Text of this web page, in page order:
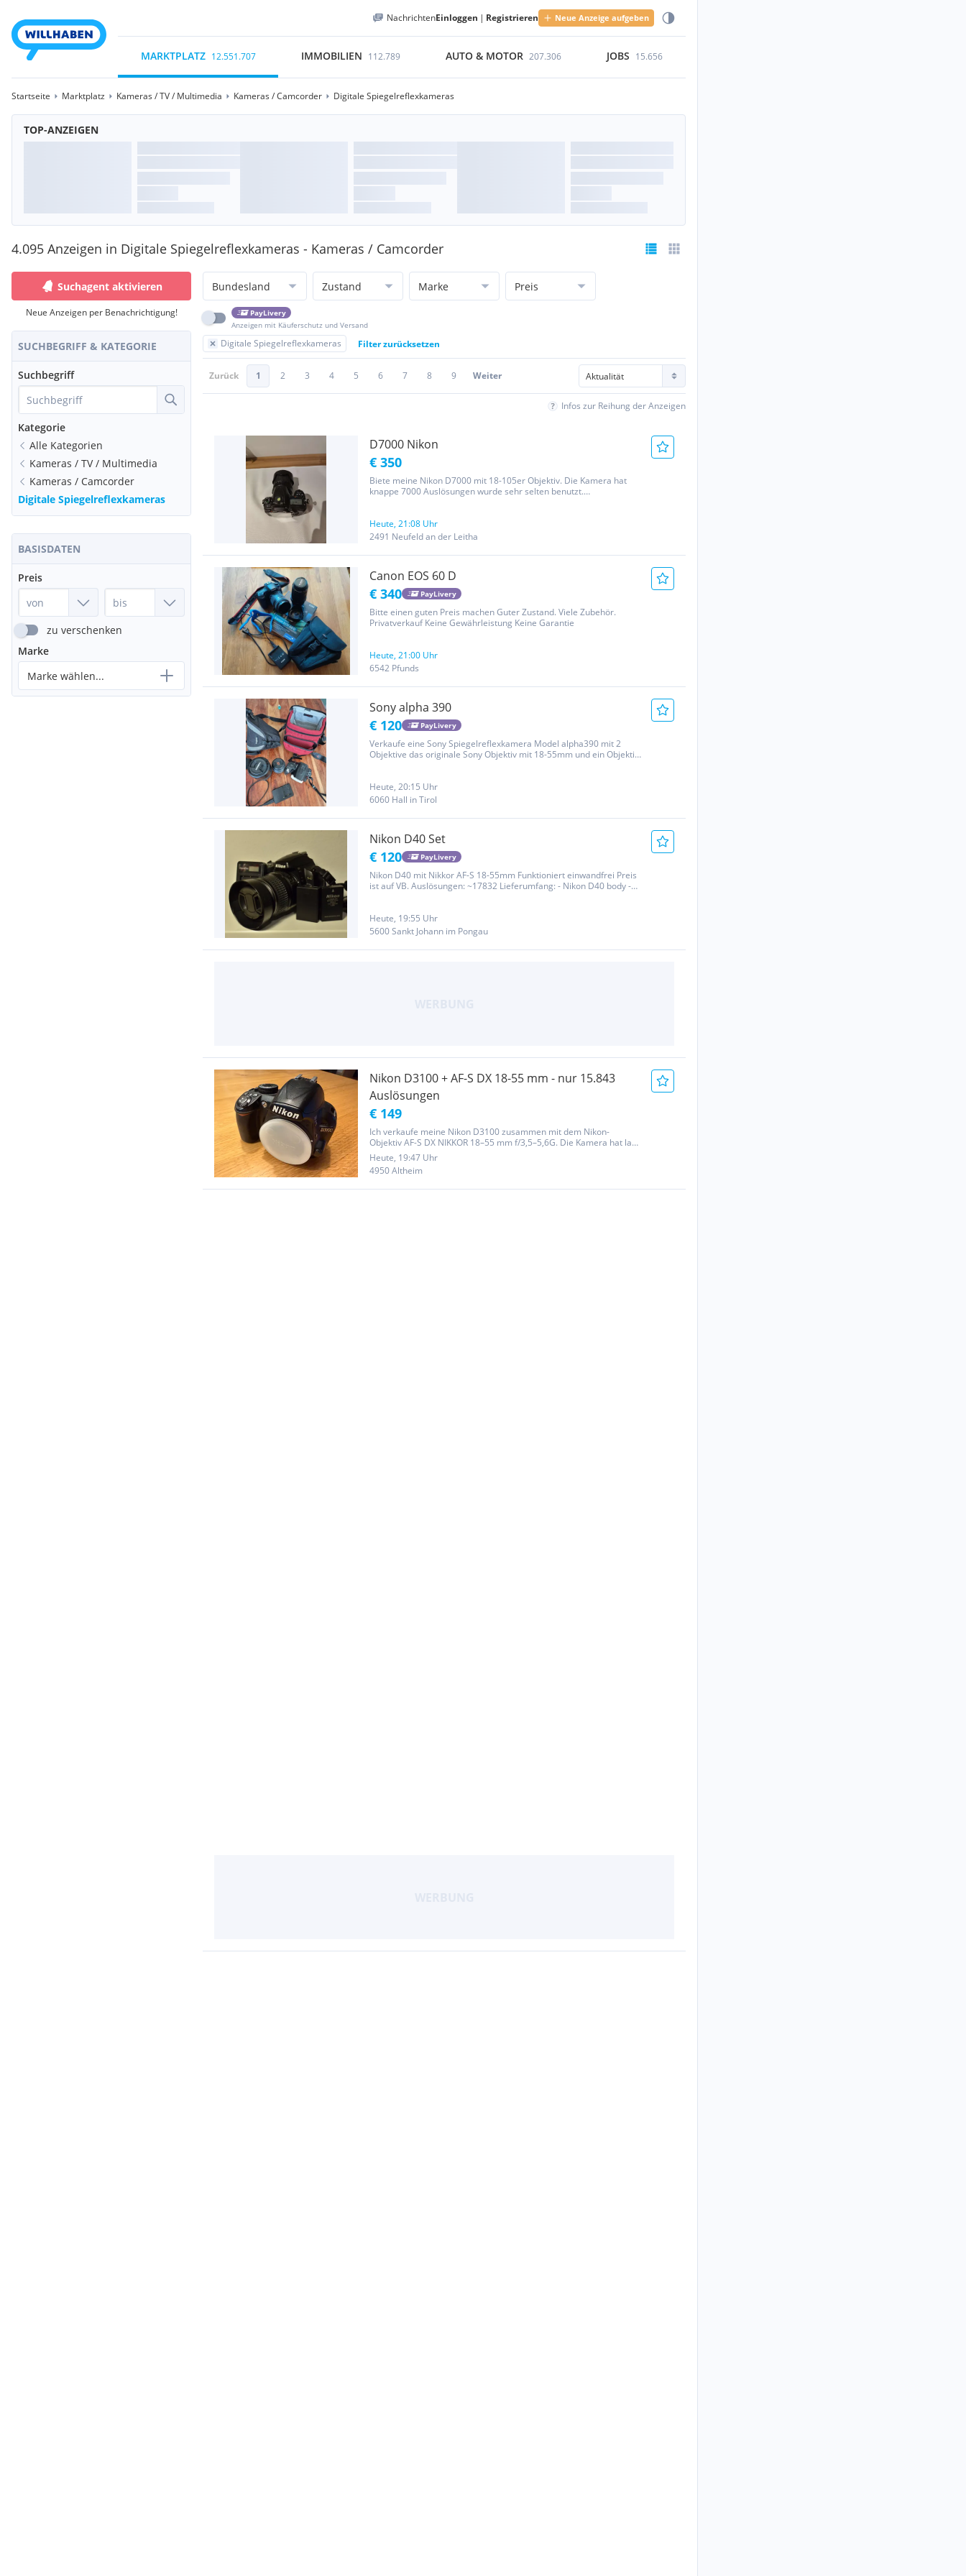
NachrichtenEinloggen | Registrieren Neue Anzeige aufgeben
MARKTPLATZ 12.551.707 IMMOBILIEN 112.789 AUTO & MOTOR 207.306 JOBS 15.656
Startseite Marktplatz Kameras / TV / Multimedia Kameras / Camcorder Digitale Spiegelreflexkameras
TOP-ANZEIGEN
4.095 Anzeigen in Digitale Spiegelreflexkameras - Kameras / Camcorder
Suchagent aktivieren
Neue Anzeigen per Benachrichtigung!
SUCHBEGRIFF & KATEGORIE
Suchbegriff
Kategorie
Alle Kategorien
Kameras / TV / Multimedia
Kameras / Camcorder
Digitale Spiegelreflexkameras
BASISDATEN
Preis
zu verschenken
Marke
Marke wählen...
Bundesland Zustand Marke Preis
PayLivery
Anzeigen mit Käuferschutz und Versand
Digitale Spiegelreflexkameras Filter zurücksetzen
Zurück 1 2 3 4 5 6 7 8 9 Weiter
Infos zur Reihung der Anzeigen
D7000 Nikon
€ 350
Biete meine Nikon D7000 mit 18-105er Objektiv. Die Kamera hat
knappe 7000 Auslösungen wurde sehr selten benutzt.
und...
Heute, 21:08 Uhr
2491 Neufeld an der Leitha
Canon EOS 60 D
€ 340 PayLivery
Bitte einen guten Preis machen Guter Zustand. Viele Zubehör.
Privatverkauf Keine Gewährleistung Keine Garantie
Heute, 21:00 Uhr
6542 Pfunds
Sony alpha 390
€ 120 PayLivery
Verkaufe eine Sony Spiegelreflexkamera Model alpha390 mit 2
Objektive das originale Sony Objektiv mit 18-55mm und ein Objektiv
Keine...
Heute, 20:15 Uhr
6060 Hall in Tirol
Nikon D40 Set
€ 120 PayLivery
Nikon D40 mit Nikkor AF-S 18-55mm Funktioniert einwandfrei Preis
ist auf VB. Auslösungen: ~17832 Lieferumfang: - Nikon D40 body -
Heute, 19:55 Uhr
5600 Sankt Johann im Pongau
Nikon D3100 + AF-S DX 18-55 mm - nur 15.843
Auslösungen
€ 149
Ich verkaufe meine Nikon D3100 zusammen mit dem Nikon-
Objektiv AF-S DX NIKKOR 18–55 mm f/3,5–5,6G. Die Kamera hat laut
EXIF-Auswertung lediglich 15.843 Auslösungen und eignet sich sehr
gut als unkomplizierte Einsteigerkamera, für Jugendliche, Schule,...
Heute, 19:47 Uhr
4950 Altheim